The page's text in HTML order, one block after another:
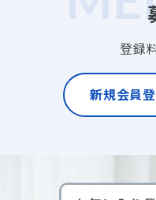
登録
新規会員